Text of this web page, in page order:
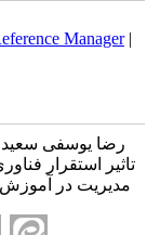
Manager|
رضا یوسفی
تاثیر استقرار
مدیریت در آموزش و